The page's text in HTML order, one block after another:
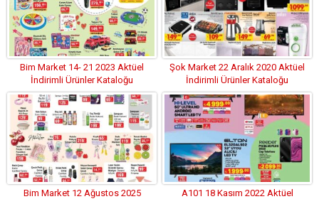
Bim Market 14- 21 2023 Aktüel
İndirimli Ürünler Kataloğu
Şok Market 22 Aralık 2020 Aktüel
İndirimli Ürünler Kataloğu
Bim Market 12 Ağustos 2025
A101 18 Kasım 2022 Aktüel